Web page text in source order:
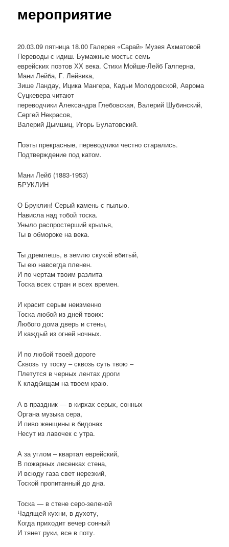
мероприятие
20.03.09 пятница 18.00 Галерея «Сарай» Музея Ахматовой
Переводы с идиш. Бумажные мосты: семь
еврейских поэтов ХХ века. Стихи Мойше-Лейб Галперна,
Мани Лейба, Г. Лейвика,
Зише Ландау, Ицика Мангера, Кадьи Молодовской, Аврома
Суцкевера читают
переводчики Александра Глебовская, Валерий Шубинский,
Сергей Некрасов,
Валерий Дымшиц, Игорь Булатовский.
Поэты прекрасные, переводчики честно старались.
Подтверждение под катом.
Мани Лейб (1883-1953)
БРУКЛИН
О Бруклин! Серый камень с пылью.
Нависла над тобой тоска.
Уныло распростерший крылья,
Ты в обмороке на века.
Ты дремлешь, в землю скукой вбитый,
Ты ею навсегда пленен.
И по чертам твоим разлита
Тоска всех стран и всех времен.
И красит серым неизменно
Тоска любой из дней твоих:
Любого дома дверь и стены,
И каждый из огней ночных.
И по любой твоей дороге
Сквозь ту тоску – сквозь суть твою –
Плетутся в черных лентах дроги
К кладбищам на твоем краю.
А в праздник — в кирхах серых, сонных
Органа музыка сера,
И пиво женщины в бидонах
Несут из лавочек с утра.
А за углом – квартал еврейский,
В пожарных лесенках стена,
И всюду газа свет нерезкий,
Тоской пропитанный до дна.
Тоска — в стене серо-зеленой
Чадящей кухни, в духоту,
Когда приходит вечер сонный
И тянет руки, все в поту.